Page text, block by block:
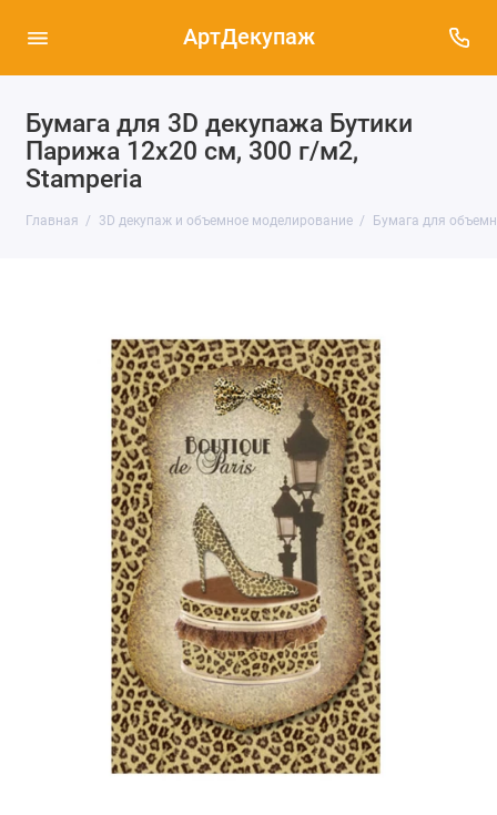
АртДекупаж
Бумага для 3D декупажа Бутики
Парижа 12х20 см, 300 г/м2,
Stamperia
Главная 3D декупаж и объемное моделирование Бумага для